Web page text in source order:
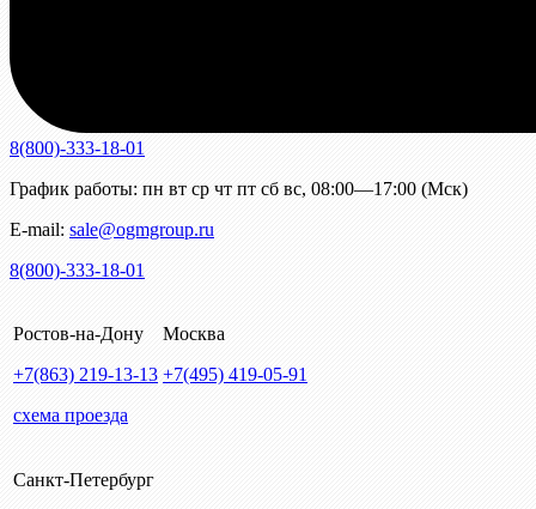
8(800)-333-18-01
График работы: пн вт ср чт пт сб вс, 08:00—17:00 (Мск)
E-mail: sale@ogmgroup.ru
8(800)-333-18-01
Ростов-на-Дону
+7(863) 219-13-13
схема проезда
Москва
+7(495) 419-05-91
Санкт-Петербург